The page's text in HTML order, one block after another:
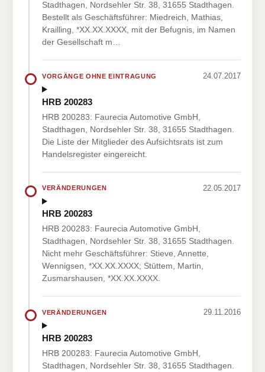
Stadthagen, Nordsehler Str. 38, 31655 Stadthagen.
Bestellt als Geschäftsführer: Miedreich, Mathias,
Krailling, *XX.XX.XXXX, mit der Befugnis, im Namen
der Gesellschaft m…
VORGÄNGE OHNE EINTRAGUNG 24.07.2017
HRB 200283
HRB 200283: Faurecia Automotive GmbH,
Stadthagen, Nordsehler Str. 38, 31655 Stadthagen.
Die Liste der Mitglieder des Aufsichtsrats ist zum
Handelsregister eingereicht.
VERÄNDERUNGEN 22.05.2017
HRB 200283
HRB 200283: Faurecia Automotive GmbH,
Stadthagen, Nordsehler Str. 38, 31655 Stadthagen.
Nicht mehr Geschäftsführer: Stieve, Annette,
Wennigsen, *XX.XX.XXXX; Stüttem, Martin,
Zusmarshausen, *XX.XX.XXXX.
VERÄNDERUNGEN 29.11.2016
HRB 200283
HRB 200283: Faurecia Automotive GmbH,
Stadthagen, Nordsehler Str. 38, 31655 Stadthagen.